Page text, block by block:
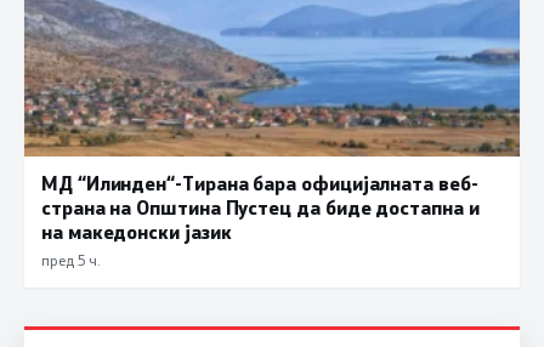
МД “Илинден“-Тирана бара официјалната веб-
страна на Општина Пустец да биде достапна и
на македонски јазик
пред 5 ч.